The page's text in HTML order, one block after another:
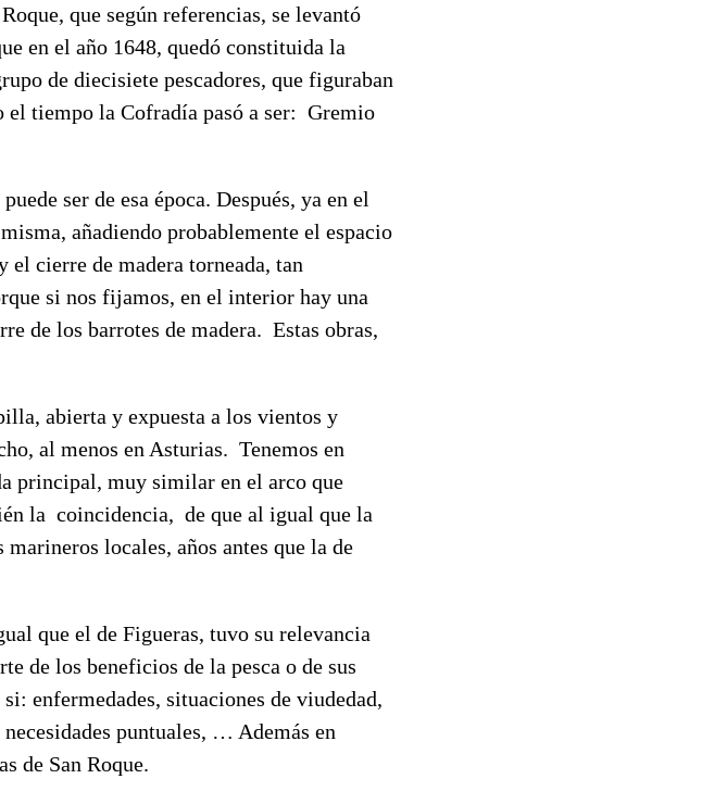
que según referencias, se levantó
en el año 1648, quedó constituida la
de diecisiete pescadores, que figuraban
el tiempo la Cofradía pasó a ser: Gremio
ser de esa época. Después, ya en el
añadiendo probablemente el espacio
cierre de madera torneada, tan
si nos fijamos, en el interior hay una
de los barrotes de madera. Estas obras,
abierta y expuesta a los vientos y
al menos en Asturias. Tenemos en
principal, muy similar en el arco que
la coincidencia, de que al igual que la
locales, años antes que la de
que el de Figueras, tuvo su relevancia
de los beneficios de la pesca o de sus
enfermedades, situaciones de viudedad,
puntuales, … Además en
de San Roque.